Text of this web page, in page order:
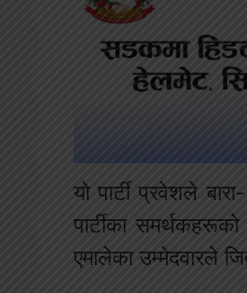
यो पार्टी प्रवेशले
पार्टीका
एमालेका उम्मेदवारले